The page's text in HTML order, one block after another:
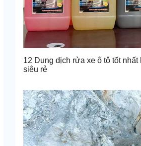
12 Dung dịch rửa xe ô tô tốt nhất
siêu rẻ